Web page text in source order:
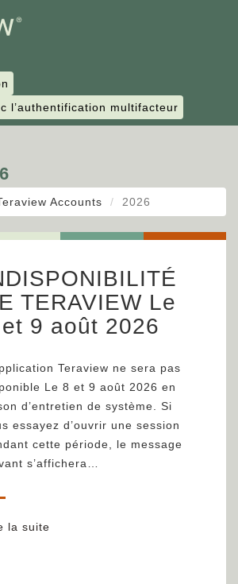
l’authentification multifacteur
Accounts 2026
TERAVIEW Le
9 août 2026
Teraview ne sera pas
Le 8 et 9 août 2026 en
d’entretien de système. Si
essayez d’ouvrir une session
cette période, le message
s’affichera…
la suite